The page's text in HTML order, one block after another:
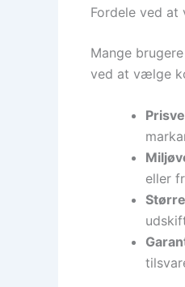
Fordele ved
Mange
ved at vælge
eller